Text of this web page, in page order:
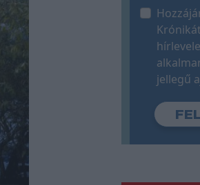
jellegű